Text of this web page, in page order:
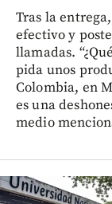
Tras la
efectivo y
llamadas.
pida unos
Colombia, en
es una
medio